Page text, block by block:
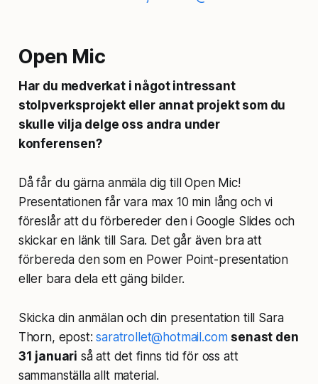
Open Mic
Har du medverkat i något intressant
stolpverksprojekt eller annat projekt som du
skulle vilja delge oss andra under
konferensen?
Då får du gärna anmäla dig till Open Mic!
Presentationen får vara max 10 min lång och vi
föreslår att du förbereder den i Google Slides och
skickar en länk till Sara. Det går även bra att
förbereda den som en Power Point-presentation
eller bara dela ett gäng bilder.
Skicka din anmälan och din presentation till Sara
Thorn, epost:saratrollet@hotmail.com senast den
31 januari så att det finns tid för oss att
sammanställa allt material.